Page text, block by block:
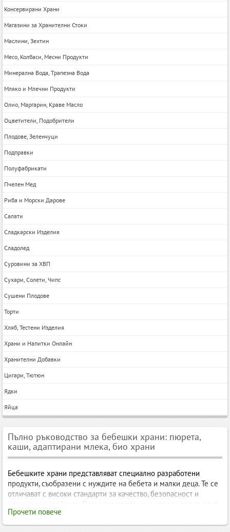
Консервирани Храни
Магазини за Хранителни Стоки
Маслини, Зехтин
Месо, Колбаси, Месни Продукти
Минерална Вода, Трапезна Вода
Мляко и Млечни Продукти
Олио, Маргарин, Краве Масло
Оцветители, Подобрители
Плодове, Зеленчуци
Подправки
Полуфабрикати
Пчелен Мед
Риба и Морски Дарове
Салати
Сладкарски Изделия
Сладолед
Суровини за ХВП
Сухари, Солети, Чипс
Сушени Плодове
Торти
Хляб, Тестени Изделия
Храни и Напитки Онлайн
Хранителни Добавки
Цигари, Тютюн
Ядки
Яйца
Пълно ръководство за бебешки храни: пюрета,
каши, адаптирани млека, био храни
Бебешките храни представляват специално разработени
продукти, съобразени с нуждите на бебета и малки деца. Те се
отличават с високи стандарти за качество, безопасност и
хранителна стойност. Производството им е строго регулирано,
като се следят фактори като съдържание на витамини,
минерали, алергени, текстура и възрастова пригодност.
Прочети повече